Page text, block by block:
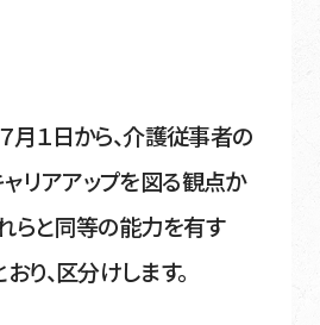
月１日から、介護従事者の
リアアップを図る観点か
れらと同等の能力を有す
おり、区分けします。